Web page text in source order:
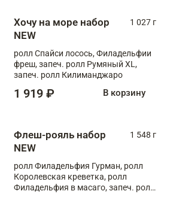
Хочу на море набор
NEW
1 027 г
ролл Спайси лосось, Филадельфии
фреш, запеч. ролл Румяный XL,
запеч. ролл Килиманджаро
1 919 ₽ В корзину
Флеш-рояль набор
NEW
1 548 г
ролл Филадельфия Гурман, ролл
Королевская креветка, ролл
Филадельфия в масаго, запеч. ролл